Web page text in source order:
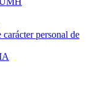
personal de